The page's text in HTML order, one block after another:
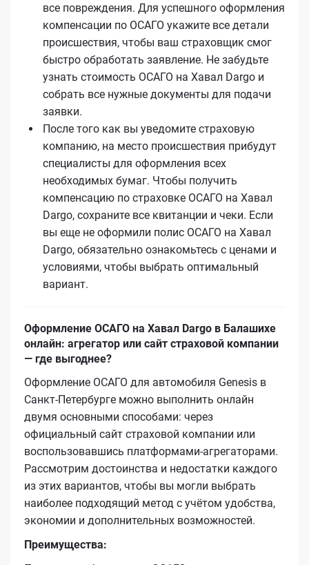
все повреждения. Для успешного оформления
компенсации по ОСАГО укажите все детали
происшествия, чтобы ваш страховщик смог
быстро обработать заявление. Не забудьте
узнать стоимость ОСАГО на Хавал Dargo и
собрать все нужные документы для подачи
заявки.
После того как вы уведомите страховую
компанию, на место происшествия прибудут
специалисты для оформления всех
необходимых бумаг. Чтобы получить
компенсацию по страховке ОСАГО на Хавал
Dargo, сохраните все квитанции и чеки. Если
вы еще не оформили полис ОСАГО на Хавал
Dargo, обязательно ознакомьтесь с ценами и
условиями, чтобы выбрать оптимальный
вариант.
Оформление ОСАГО на Хавал Dargo в Балашихе
онлайн: агрегатор или сайт страховой компании
— где выгоднее?
Оформление ОСАГО для автомобиля Genesis в
Санкт-Петербурге можно выполнить онлайн
двумя основными способами: через
официальный сайт страховой компании или
воспользовавшись платформами-агрегаторами.
Рассмотрим достоинства и недостатки каждого
из этих вариантов, чтобы вы могли выбрать
наиболее подходящий метод с учётом удобства,
экономии и дополнительных возможностей.
Преимущества: